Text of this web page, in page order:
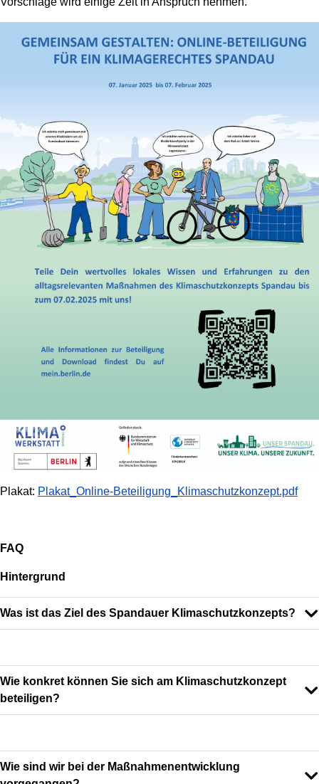
Plakat: Plakat_Online-Beteiligung_Klimaschutzkonzept.pdf
FAQ
Hintergrund
Was ist das Ziel des Spandauer Klimaschutzkonzepts?
Wie konkret können Sie sich am Klimaschutzkonzept
beteiligen?
Wie sind wir bei der Maßnahmenentwicklung